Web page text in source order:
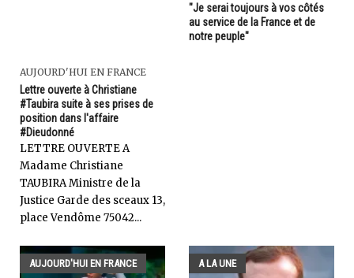
"Je serai toujours à vos côtés
au service de la France et de
notre peuple"
AUJOURD'HUI EN FRANCE
Lettre ouverte à Christiane
#Taubira suite à ses prises de
position dans l'affaire
#Dieudonné
LETTRE OUVERTE A
Madame Christiane
TAUBIRA Ministre de la
Justice Garde des sceaux 13,
place Vendôme 75042...
AUJOURD'HUI EN FRANCE A LA UNE